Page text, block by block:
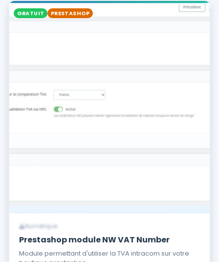
GRATUIT PRESTASHOP
Numérique
Prestashop module NW VAT Number
Module permettant d'utiliser la TVA intracom sur votre